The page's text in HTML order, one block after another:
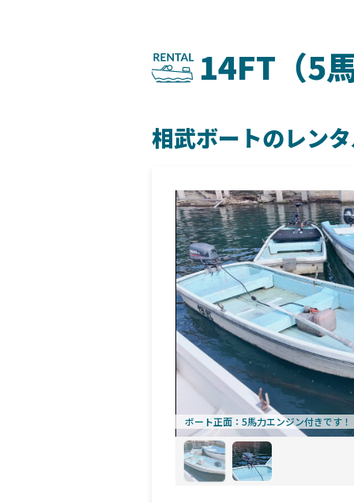
14FT（5
相武ボートのレン
ボート正面 5馬力エンジン付きです！